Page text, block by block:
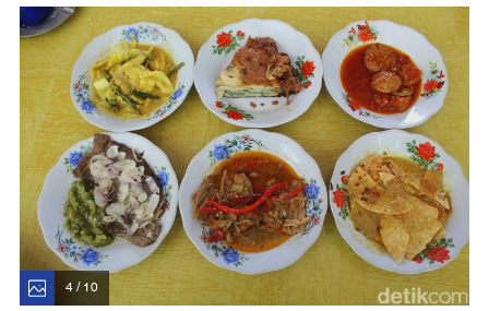
4 / 10